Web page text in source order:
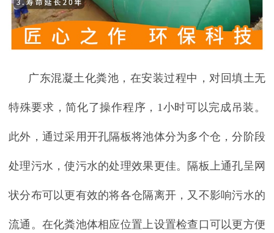
广东混凝土化粪池，在安装过程中，对回填土无
特殊要求，简化了操作程序， 1 小时可以完成吊装。
此外，通过采用开孔隔板将池体分为多个仓，分阶段
处理污水，使污水的处理效果更佳。隔板上通孔呈网
状分布可以更有效的将各仓隔离开，又不影响污水的
流通。在化粪池体相应位置上设置检查口可以更方便